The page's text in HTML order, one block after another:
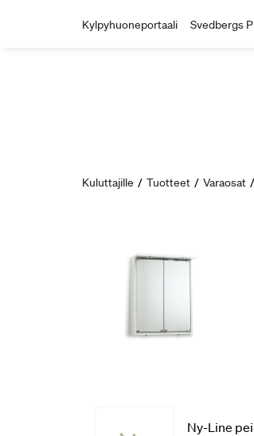
Kylpyhuoneportaali Svedbergs
Kuluttajille / Tuotteet / Varaosat /
Ny-Line